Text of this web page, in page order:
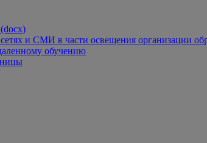
и СМИ в части освещения организации
обучению